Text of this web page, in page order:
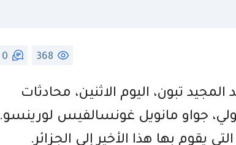
368
0
تبون، اليوم الاثنين، محادثات
جواو مانويل غونسالفيس لورينسو.
يقوم بها هذا الأخير إلى الجزائر.